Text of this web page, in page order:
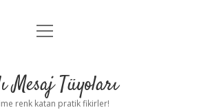
Anasayfa
Yasal Uyarı
menüyü
Mesaj Tüyoları
renk katan pratik fikirler!